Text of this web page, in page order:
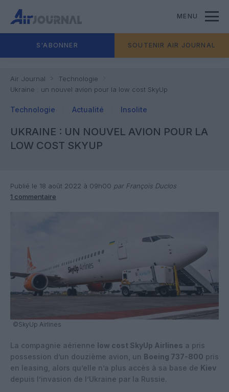
MENU
S'ABONNER SOUTENIR AIR JOURNAL
Air Journal
Technologie
Ukraine : un nouvel avion pour la low cost SkyUp
Technologie Actualité Insolite
UKRAINE : UN NOUVEL AVION POUR LA
LOW COST SKYUP
Publié le 18 août 2022 à 09h00 par François Duclos
1 commentaire
©SkyUp Airlines
La compagnie aérienne low cost SkyUp Airlines a pris
possession d’un douzième avion, un Boeing 737-800 pris
en leasing, alors qu’elle n’a plus accès à sa base de Kiev
depuis l’invasion de l’Ukraine par la Russie.